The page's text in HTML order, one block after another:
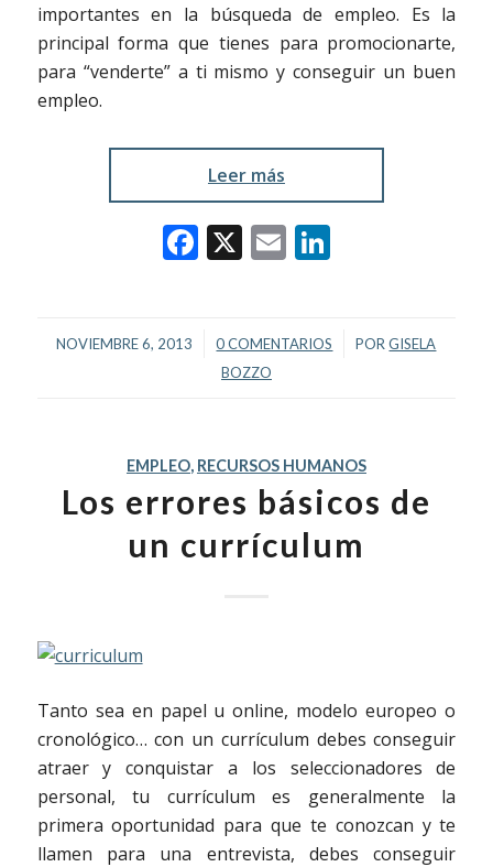
importantes en la búsqueda de empleo. Es la
principal forma que tienes para promocionarte,
para “venderte” a ti mismo y conseguir un buen
empleo.
Leer más
Facebook
X EmailLinkedIn
NOVIEMBRE 6, 2013
/ 0 COMENTARIOS
/ PORGISELA
BOZZO
EMPLEO, RECURSOS HUMANOS
Los errores básicos de
un currículum
Tanto sea en papel u online, modelo europeo o
cronológico… con un currículum debes conseguir
atraer y conquistar a los seleccionadores de
personal, tu currículum es generalmente la
primera oportunidad para que te conozcan y te
llamen para una entrevista, debes conseguir